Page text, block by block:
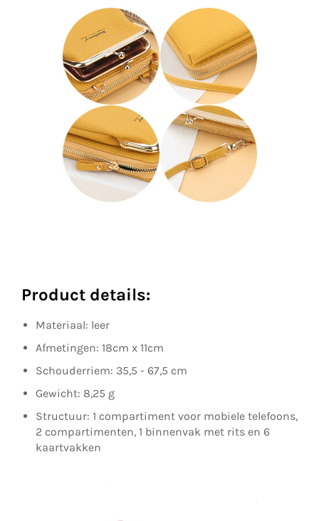
Product details:
Materiaal: leer
Afmetingen: 18cm x 11cm
Schouderriem: 35,5 - 67,5 cm
Gewicht: 8,25 g
Structuur: 1 compartiment voor mobiele telefoons,
2 compartimenten, 1 binnenvak met rits en 6
kaartvakken